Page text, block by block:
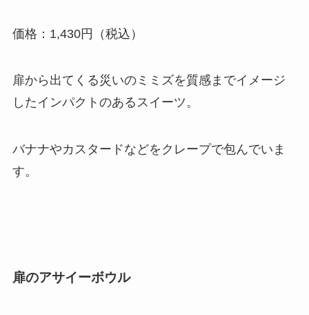
価格：1,430円（税込）
扉から出てくる災いのミミズを質感までイメージ
したインパクトのあるスイーツ。
バナナやカスタードなどをクレープで包んでいま
す。
扉のアサイーボウル